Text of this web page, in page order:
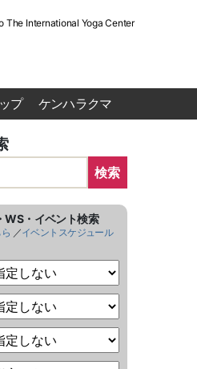
The International Yoga Center
プ ケンハラクマ
検索
WS・イベント検索
／イベントスケジュール